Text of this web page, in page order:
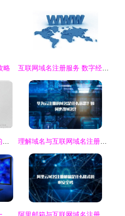
略 互联网域名注册服务 数字经济时代的“门牌号”管理新篇章
合肥公司注册分享 微网站的功能解析与未来趋势，兼谈互联网域名注册服务 理解域名与互联网域名注册服务 网络世界的身份证